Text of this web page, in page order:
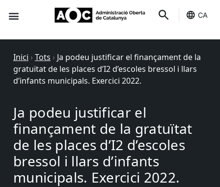
CA
Inici › Tots › Ja podeu justificar el finançament de la
gratuïtat de les places d’I2 d’escoles bressol i llars
d’infants municipals. Exercici 2022.
Ja podeu justificar el
finançament de la gratuïtat
de les places d’I2 d’escoles
bressol i llars d’infants
municipals. Exercici 2022.